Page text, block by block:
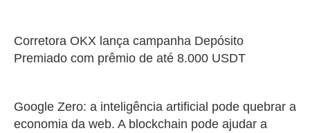
Corretora OKX lança campanha Depósito
Premiado com prêmio de até 8.000 USDT
Google Zero: a inteligência artificial pode quebrar a
economia da web. A blockchain pode ajudar a